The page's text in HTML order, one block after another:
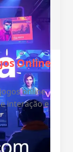
Online
online
interação e